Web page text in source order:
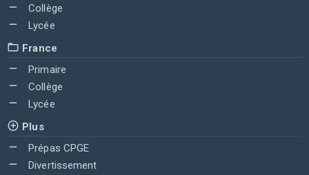
Collège
Lycée
France
Primaire
Collège
Lycée
Plus
Prépas CPGE
Divertissement